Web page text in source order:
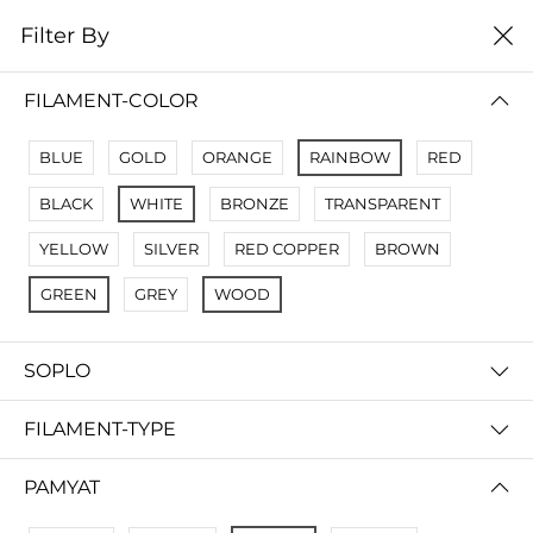
0
No Results
Not Found Filters1
Not Found Filters2
Filter By
FILAMENT-COLOR
BLUE GOLD ORANGE RAINBOW RED
BLACK WHITE BRONZE TRANSPARENT
YELLOW SILVER RED COPPER BROWN
GREEN GREY WOOD
SOPLO
FILAMENT-TYPE
PAMYAT